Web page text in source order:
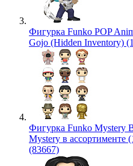
Фигурка Funko POP
Gojo (Hidden Inventory)
Фигурка Funko Mystery
Mystery в ассортименте
(83667)